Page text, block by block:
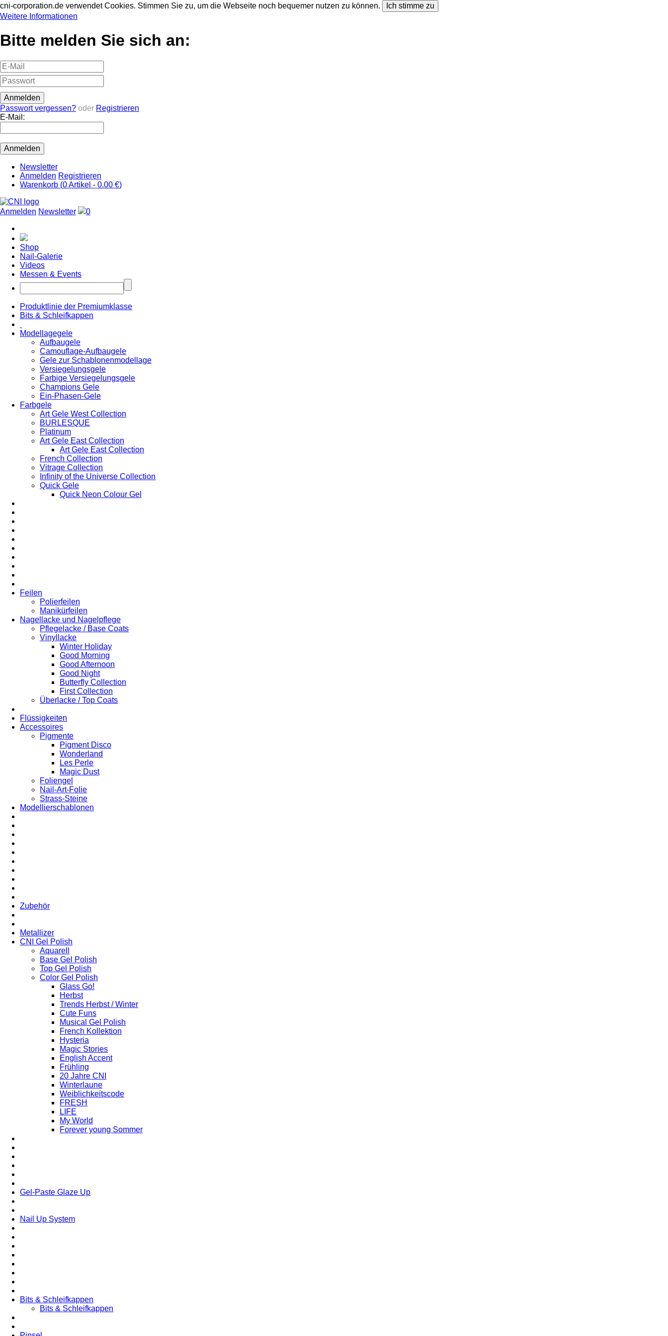
cni-corporation.de verwendet Cookies. Stimmen Sie zu, um die Webseite noch bequemer nutzen zu können.
Ich stimme zu
Weitere Informationen
Bitte melden Sie sich an:
Passwort vergessen? oder Registrieren
E-Mail:
Newsletter
Anmelden Registrieren
Warenkorb (0Artikel - 0.00 €)
Anmelden Newsletter 0
Shop
Nail-Galerie
Videos
Messen & Events
Produktlinie der Premiumklasse
Bits & Schleifkappen
Modellagegele
Aufbaugele
Camouflage-Aufbaugele
Gele zur Schablonenmodellage
Versiegelungsgele
Farbige Versiegelungsgele
Champions Gele
Ein-Phasen-Gele
Farbgele
Art Gele West Collection
BURLESQUE
Platinum
Art Gele East Collection
Art Gele East Collection
French Collection
Vitrage Collection
Infinity of the Universe Collection
Quick Gele
Quick Neon Colour Gel
Feilen
Polierfeilen
Manikürfeilen
Nagellacke und Nagelpflege
Pflegelacke / Base Coats
Vinyllacke
Winter Holiday
Good Morning
Good Afternoon
Good Night
Butterfly Collection
First Collection
Überlacke / Top Coats
Flüssigkeiten
Accessoires
Pigmente
Pigment Disco
Wonderland
Les Perle
Magic Dust
Foliengel
Nail-Art-Folie
Strass-Steine
Modellierschablonen
Zubehör
Metallizer
CNI Gel Polish
Aquarell
Base Gel Polish
Top Gel Polish
Color Gel Polish
Glass Go!
Herbst
Trends Herbst / Winter
Cute Funs
Musical Gel Polish
French Kollektion
Hysteria
Magic Stories
English Accent
Frühling
20 Jahre CNI
Winterlaune
Weiblichkeitscode
FRESH
LIFE
My World
Forever young Sommer
Gel-Paste Glaze Up
Nail Up System
Bits & Schleifkappen
Bits & Schleifkappen